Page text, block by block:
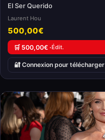
El Ser Querido
Laurent Hou
500,00€
🛒 500,00€ ·Édit.
🔐 Connexion pour télécharger